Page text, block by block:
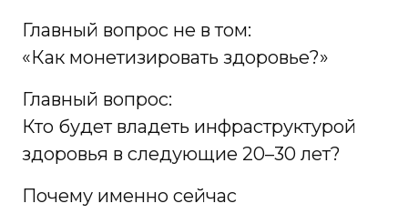
Главный вопрос не в том:
«Как монетизировать здоровье?»
Главный вопрос:
Кто будет владеть инфраструктурой
здоровья в следующие 20–30 лет?
Почему именно сейчас